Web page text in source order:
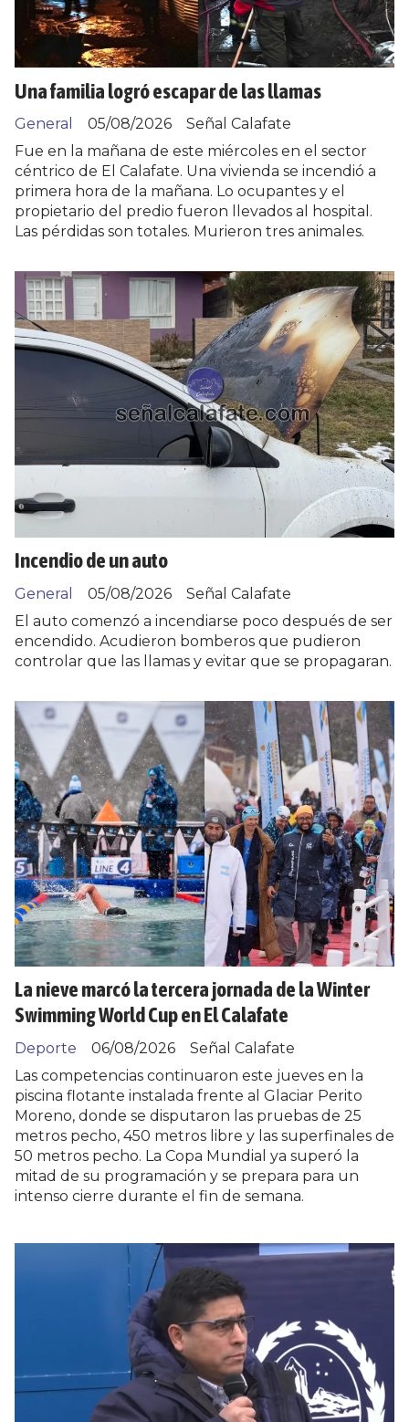
Una familia logró escapar de las llamas
Señal Calafate
General
05/08/2026
Fue en la mañana de este miércoles en el sector
céntrico de El Calafate. Una vivienda se incendió a
primera hora de la mañana. Lo ocupantes y el
propietario del predio fueron llevados al hospital.
Las pérdidas son totales. Murieron tres animales.
Incendio de un auto
Señal Calafate
General
05/08/2026
El auto comenzó a incendiarse poco después de ser
encendido. Acudieron bomberos que pudieron
controlar que las llamas y evitar que se propagaran.
La nieve marcó la tercera jornada de la Winter
Swimming World Cup en El Calafate
Señal Calafate
Deporte
06/08/2026
Las competencias continuaron este jueves en la
piscina flotante instalada frente al Glaciar Perito
Moreno, donde se disputaron las pruebas de 25
metros pecho, 450 metros libre y las superfinales de
50 metros pecho. La Copa Mundial ya superó la
mitad de su programación y se prepara para un
intenso cierre durante el fin de semana.